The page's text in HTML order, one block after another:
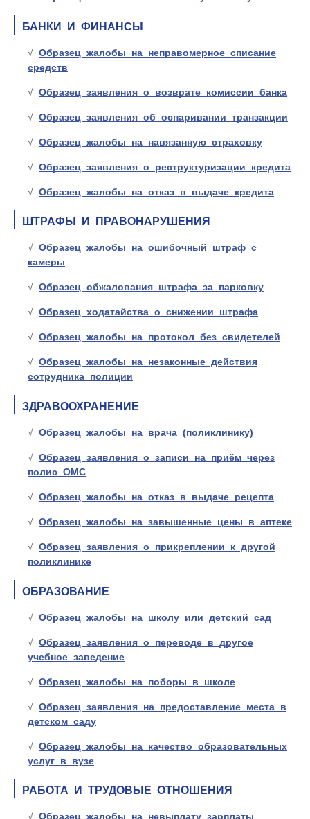
БАНКИ И ФИНАНСЫ
Образец жалобы на неправомерное списание
средств
Образец заявления о возврате комиссии банка
Образец заявления об оспаривании транзакции
Образец жалобы на навязанную страховку
Образец заявления о реструктуризации кредита
Образец жалобы на отказ в выдаче кредита
ШТРАФЫ И ПРАВОНАРУШЕНИЯ
Образец жалобы на ошибочный штраф с
камеры
Образец обжалования штрафа за парковку
Образец ходатайства о снижении штрафа
Образец жалобы на протокол без свидетелей
Образец жалобы на незаконные действия
сотрудника полиции
ЗДРАВООХРАНЕНИЕ
Образец жалобы на врача (поликлинику)
Образец заявления о записи на приём через
полис ОМС
Образец жалобы на отказ в выдаче рецепта
Образец жалобы на завышенные цены в аптеке
Образец заявления о прикреплении к другой
поликлинике
ОБРАЗОВАНИЕ
Образец жалобы на школу или детский сад
Образец заявления о переводе в другое
учебное заведение
Образец жалобы на поборы в школе
Образец заявления на предоставление места в
детском саду
Образец жалобы на качество образовательных
услуг в вузе
РАБОТА И ТРУДОВЫЕ ОТНОШЕНИЯ
Образец жалобы на невыплату зарплаты